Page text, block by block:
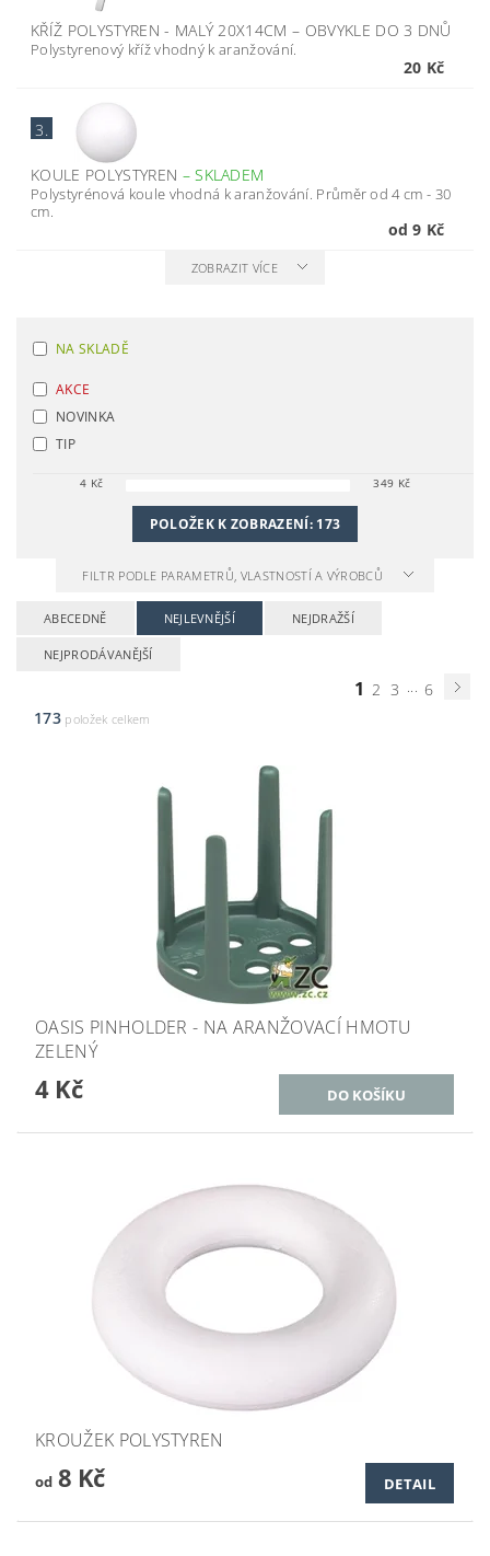
KŘÍŽ POLYSTYREN - MALÝ 20X14CM– OBVYKLE DO 3 DNŮ
Polystyrenový kříž vhodný k aranžování.
20 Kč
3.
KOULE POLYSTYREN –SKLADEM
Polystyrénová koule vhodná k aranžování. Průměr od 4 cm - 30
cm.
od 9 Kč
ZOBRAZIT VÍCE
NA SKLADĚ
AKCE
NOVINKA
TIP
4 Kč 349 Kč
POLOŽEK K ZOBRAZENÍ: 173
FILTR PODLE PARAMETRŮ, VLASTNOSTÍ A VÝROBCŮ
ABECEDNĚ NEJLEVNĚJŠÍ NEJDRAŽŠÍ
NEJPRODÁVANĚJŠÍ
1 2 3 ... 6
173položek celkem
OASIS PINHOLDER - NA ARANŽOVACÍ HMOTU
ZELENÝ
4 Kč
KROUŽEK POLYSTYREN
od8 Kč DETAIL